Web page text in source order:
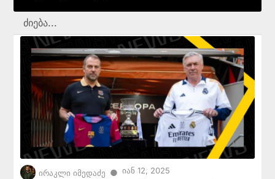
ირაკლი იმედაძე ● Იან 12, 2025